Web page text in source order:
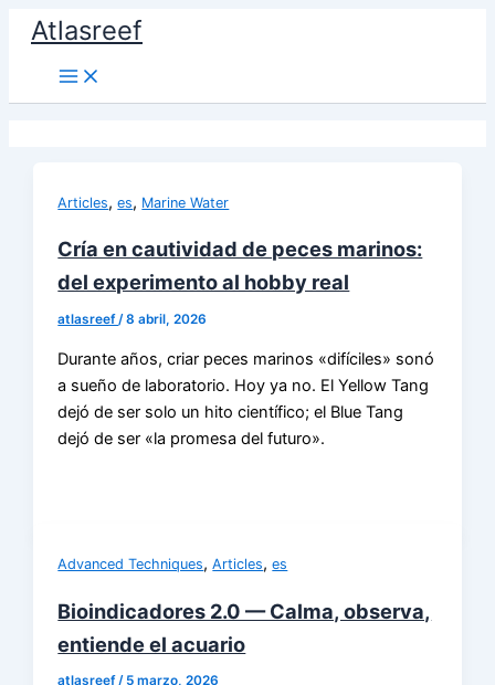
contenido
Atlasreef
Articles,es, Marine Water
Cría en cautividad de peces marinos:
del experimento al hobby real
atlasreef/8 abril, 2026
Durante años, criar peces marinos «difíciles» sonó
a sueño de laboratorio. Hoy ya no. El Yellow Tang
dejó de ser solo un hito científico; el Blue Tang
dejó de ser «la promesa del futuro».
Advanced Techniques,Articles,es
Bioindicadores 2.0 — Calma, observa,
entiende el acuario
atlasreef/ 5 marzo, 2026